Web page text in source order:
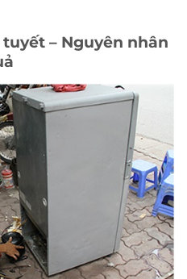
– Nguyên nhân